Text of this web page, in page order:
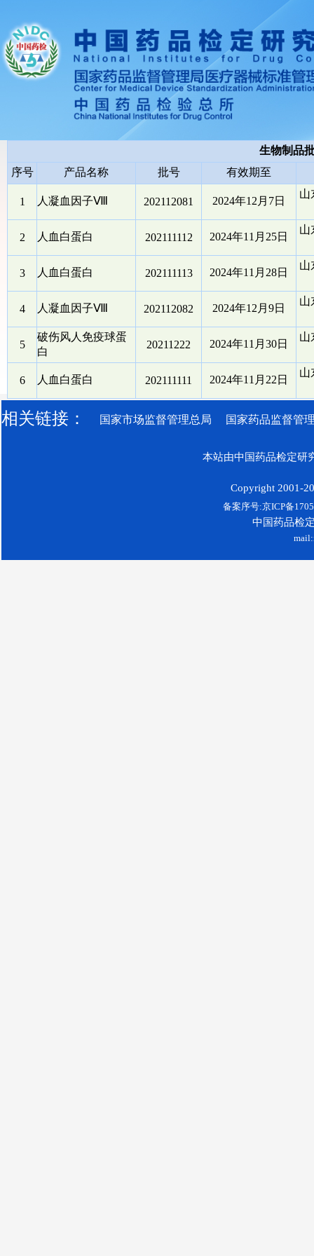
生物制品
序号
产品名称 批号 有效期至
1 人凝血因子Ⅷ 202112081 2024年12月7日
山
2 人血白蛋白 202111112 2024年11月25日
山
3 人血白蛋白 202111113 2024年11月28日
山
4 人凝血因子Ⅷ 202112082 2024年12月9日
山
5
破伤风人免疫球蛋
白
20211222 2024年11月30日
山
6 人血白蛋白 202111111 2024年11月22日
山
相关链接： 国家市场监督管理总局 国家药品监督管
本站由中国药品检定研
Copyright 2001-
备案序号:京ICP备
中国药品检